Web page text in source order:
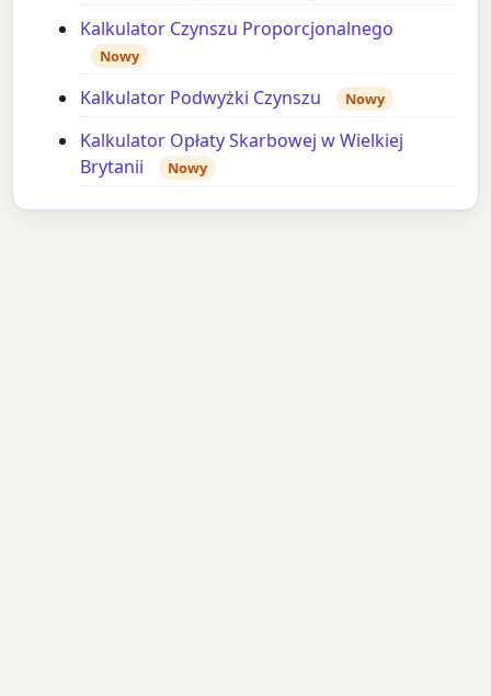
Kalkulator Czynszu Proporcjonalnego
Nowy
Kalkulator Podwyżki Czynszu Nowy
Kalkulator Opłaty Skarbowej w Wielkiej
Brytanii
Nowy